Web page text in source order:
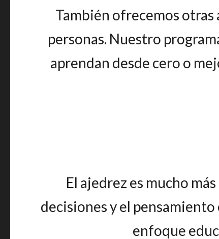
También ofrecemos
personas. Nuestro
aprendan desde cero o
El ajedrez es mucho
decisiones y el
enfoque